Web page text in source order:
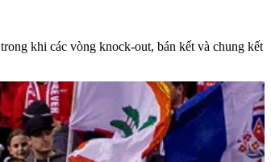
khi các vòng knock-out, bán kết và chung kết